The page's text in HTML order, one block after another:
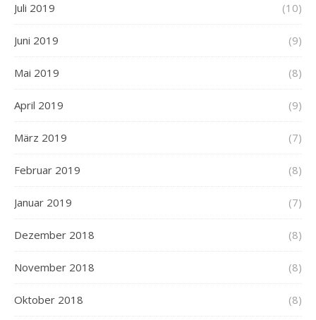
Juli 2019 (10)
Juni 2019 (9)
Mai 2019 (8)
April 2019 (9)
März 2019 (7)
Februar 2019 (8)
Januar 2019 (7)
Dezember 2018 (8)
November 2018 (8)
Oktober 2018 (8)